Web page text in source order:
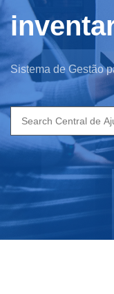
Sistema de Gestão
Search
for: